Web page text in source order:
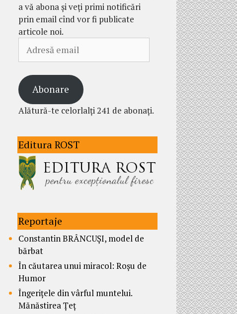
a vă abona și veți primi notificări
prin email cînd vor fi publicate
articole noi.
email
Abonare
Alătură-te celorlalți 241 de abonați.
Editura ROST
Reportaje
Constantin BRÂNCUȘI, model de
bărbat
În căutarea unui miracol: Roșu de
Humor
Îngerițele din vârful muntelui.
Mănăstirea Țeț